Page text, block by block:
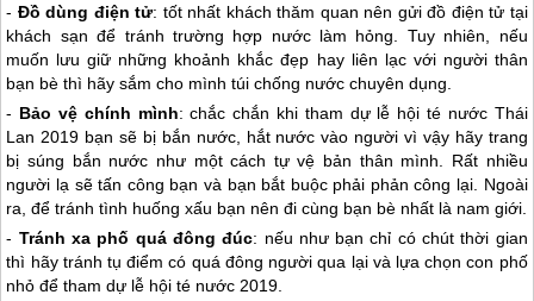
- Đồ dùng điện tử: tốt nhất khách thăm quan nên gửi đồ điện tử tại
khách sạn để tránh trường hợp nước làm hỏng. Tuy nhiên, nếu
muốn lưu giữ những khoảnh khắc đẹp hay liên lạc với người thân
bạn bè thì hãy sắm cho mình túi chống nước chuyên dụng.
- Bảo vệ chính mình: chắc chắn khi tham dự lễ hội té nước Thái
Lan 2019 bạn sẽ bị bắn nước, hắt nước vào người vì vậy hãy trang
bị súng bắn nước như một cách tự vệ bản thân mình. Rất nhiều
người lạ sẽ tấn công bạn và bạn bắt buộc phải phản công lại. Ngoài
ra, để tránh tình huống xấu bạn nên đi cùng bạn bè nhất là nam giới.
- Tránh xa phố quá đông đúc: nếu như bạn chỉ có chút thời gian
thì hãy tránh tụ điểm có quá đông người qua lại và lựa chọn con phố
nhỏ để tham dự lễ hội té nước 2019.